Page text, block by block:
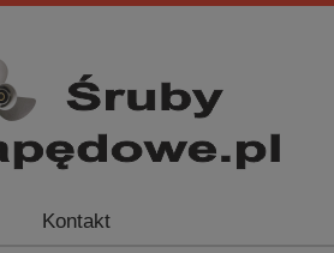
Kontakt